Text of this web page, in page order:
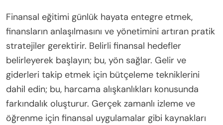
Finansal eğitimi günlük hayata entegre etmek,
finansların anlaşılmasını ve yönetimini artıran pratik
stratejiler gerektirir. Belirli finansal hedefler
belirleyerek başlayın; bu, yön sağlar. Gelir ve
giderleri takip etmek için bütçeleme tekniklerini
dahil edin; bu, harcama alışkanlıkları konusunda
farkındalık oluşturur. Gerçek zamanlı izleme ve
öğrenme için finansal uygulamalar gibi kaynakları